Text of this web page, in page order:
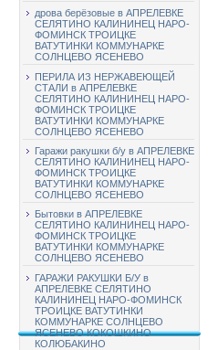
дрова берёзовые в АПРЕЛЕВКЕ
СЕЛЯТИНО КАЛИНИНЕЦ НАРО-
ФОМИНСК ТРОИЦКЕ
ВАТУТИНКИ КОММУНАРКЕ
СОЛНЦЕВО ЯСЕНЕВО
ПЕРИЛА ИЗ НЕРЖАВЕЮЩЕЙ
СТАЛИ в АПРЕЛЕВКЕ
СЕЛЯТИНО КАЛИНИНЕЦ НАРО-
ФОМИНСК ТРОИЦКЕ
ВАТУТИНКИ КОММУНАРКЕ
СОЛНЦЕВО ЯСЕНЕВО
Гаражи ракушки б/у в АПРЕЛЕВКЕ
СЕЛЯТИНО КАЛИНИНЕЦ НАРО-
ФОМИНСК ТРОИЦКЕ
ВАТУТИНКИ КОММУНАРКЕ
СОЛНЦЕВО ЯСЕНЕВО
Бытовки в АПРЕЛЕВКЕ
СЕЛЯТИНО КАЛИНИНЕЦ НАРО-
ФОМИНСК ТРОИЦКЕ
ВАТУТИНКИ КОММУНАРКЕ
СОЛНЦЕВО ЯСЕНЕВО
ГАРАЖИ РАКУШКИ Б/У в
АПРЕЛЕВКЕ СЕЛЯТИНО
КАЛИНИНЕЦ НАРО-ФОМИНСК
ТРОИЦКЕ ВАТУТИНКИ
КОММУНАРКЕ СОЛНЦЕВО
ЯСЕНЕВО КОКОШКИНО
КОЛЮБАКИНО